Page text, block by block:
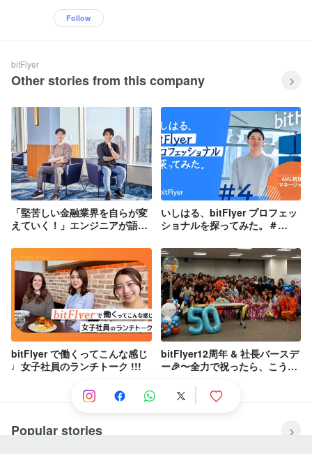
Follow
bitFlyer
Other stories from this company
「堅苦しい金融業界を自らが変
えていく！」エンジニアが語る
いしはる、bitFlyer プロフェッ
ショナルを探ってみた。＃
bitFlyer で働くってこんな感じ
♩女子社員のランチトーク !!!
bitFlyer12周年 & 社長バースデ
ー🎉〜全力で祝ったら、こうな
Popular stories